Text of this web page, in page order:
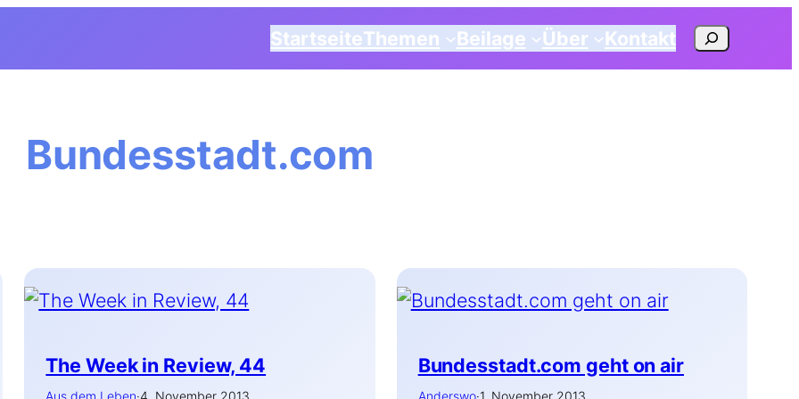
StartseiteThemen Beilage Über Kontakt Suchen
Bundesstadt.com
The Week in Review, 44
Aus dem Leben·4. November 2013
Bun​des​stadt​.com geht on air
Anderswo·1. November 2013